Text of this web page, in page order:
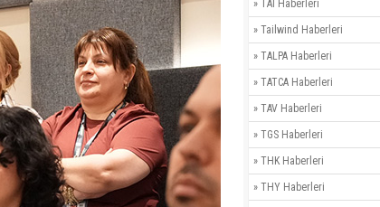
» TAI Haberleri
» Tailwind Haberleri
» TALPA Haberleri
» TATCA Haberleri
» TAV Haberleri
» TGS Haberleri
» THK Haberleri
» THY Haberleri